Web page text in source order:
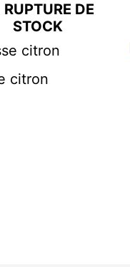
RUPTURE DE
STOCK
citron